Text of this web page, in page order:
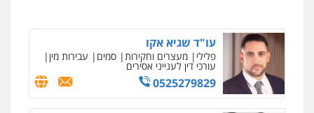
עו"ד שגיא אקו
פלילי מעצרים וחקירות סמים עבירות מין
עורכי דין לענייני אסירים
0525279829